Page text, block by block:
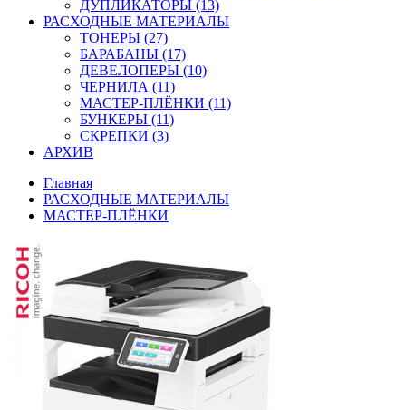
ДУПЛИКАТОРЫ (13)
РАСХОДНЫЕ МАТЕРИАЛЫ
ТОНЕРЫ (27)
БАРАБАНЫ (17)
ДЕВЕЛОПЕРЫ (10)
ЧЕРНИЛА (11)
МАСТЕР-ПЛЁНКИ (11)
БУНКЕРЫ (11)
СКРЕПКИ (3)
АРХИВ
Главная
РАСХОДНЫЕ МАТЕРИАЛЫ
МАСТЕР-ПЛЁНКИ